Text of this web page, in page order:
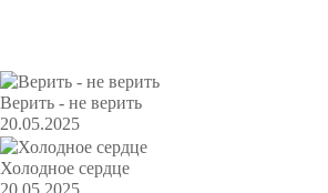
Верить - не верить
20.05.2025
Холодное сердце
20.05.2025